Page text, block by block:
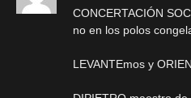
CONCERTACIÓN
no en los polos
LEVANTEmos y